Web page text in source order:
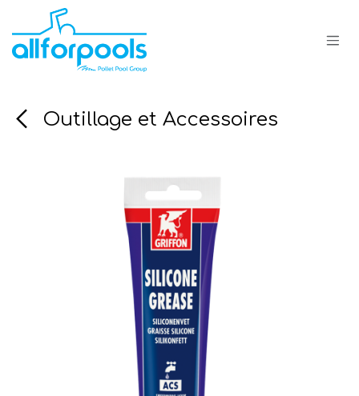
Se rendre au contenu
Outillage et Accessoires